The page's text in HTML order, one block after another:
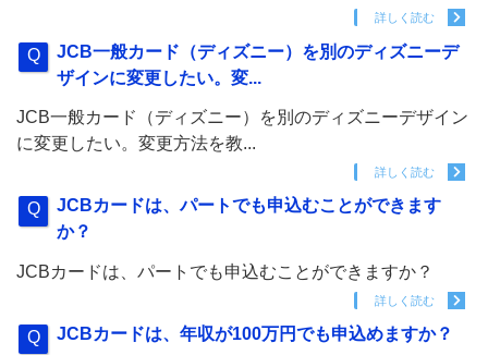
詳しく読む
JCB一般カード（ディズニー）を別のディズニーデ
ザインに変更したい。変...
JCB一般カード（ディズニー）を別のディズニーデザイン
に変更したい。変更方法を教...
詳しく読む
JCBカードは、パートでも申込むことができます
か？
JCBカードは、パートでも申込むことができますか？
詳しく読む
JCBカードは、年収が100万円でも申込めますか？